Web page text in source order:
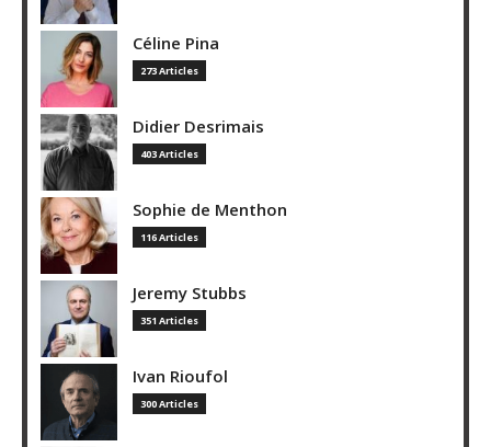
Céline Pina
273 Articles
Didier Desrimais
403 Articles
Sophie de Menthon
116 Articles
Jeremy Stubbs
351 Articles
Ivan Rioufol
300 Articles